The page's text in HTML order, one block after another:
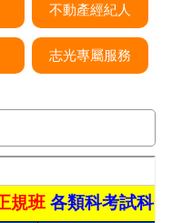
不動產經紀人
志光專屬服務